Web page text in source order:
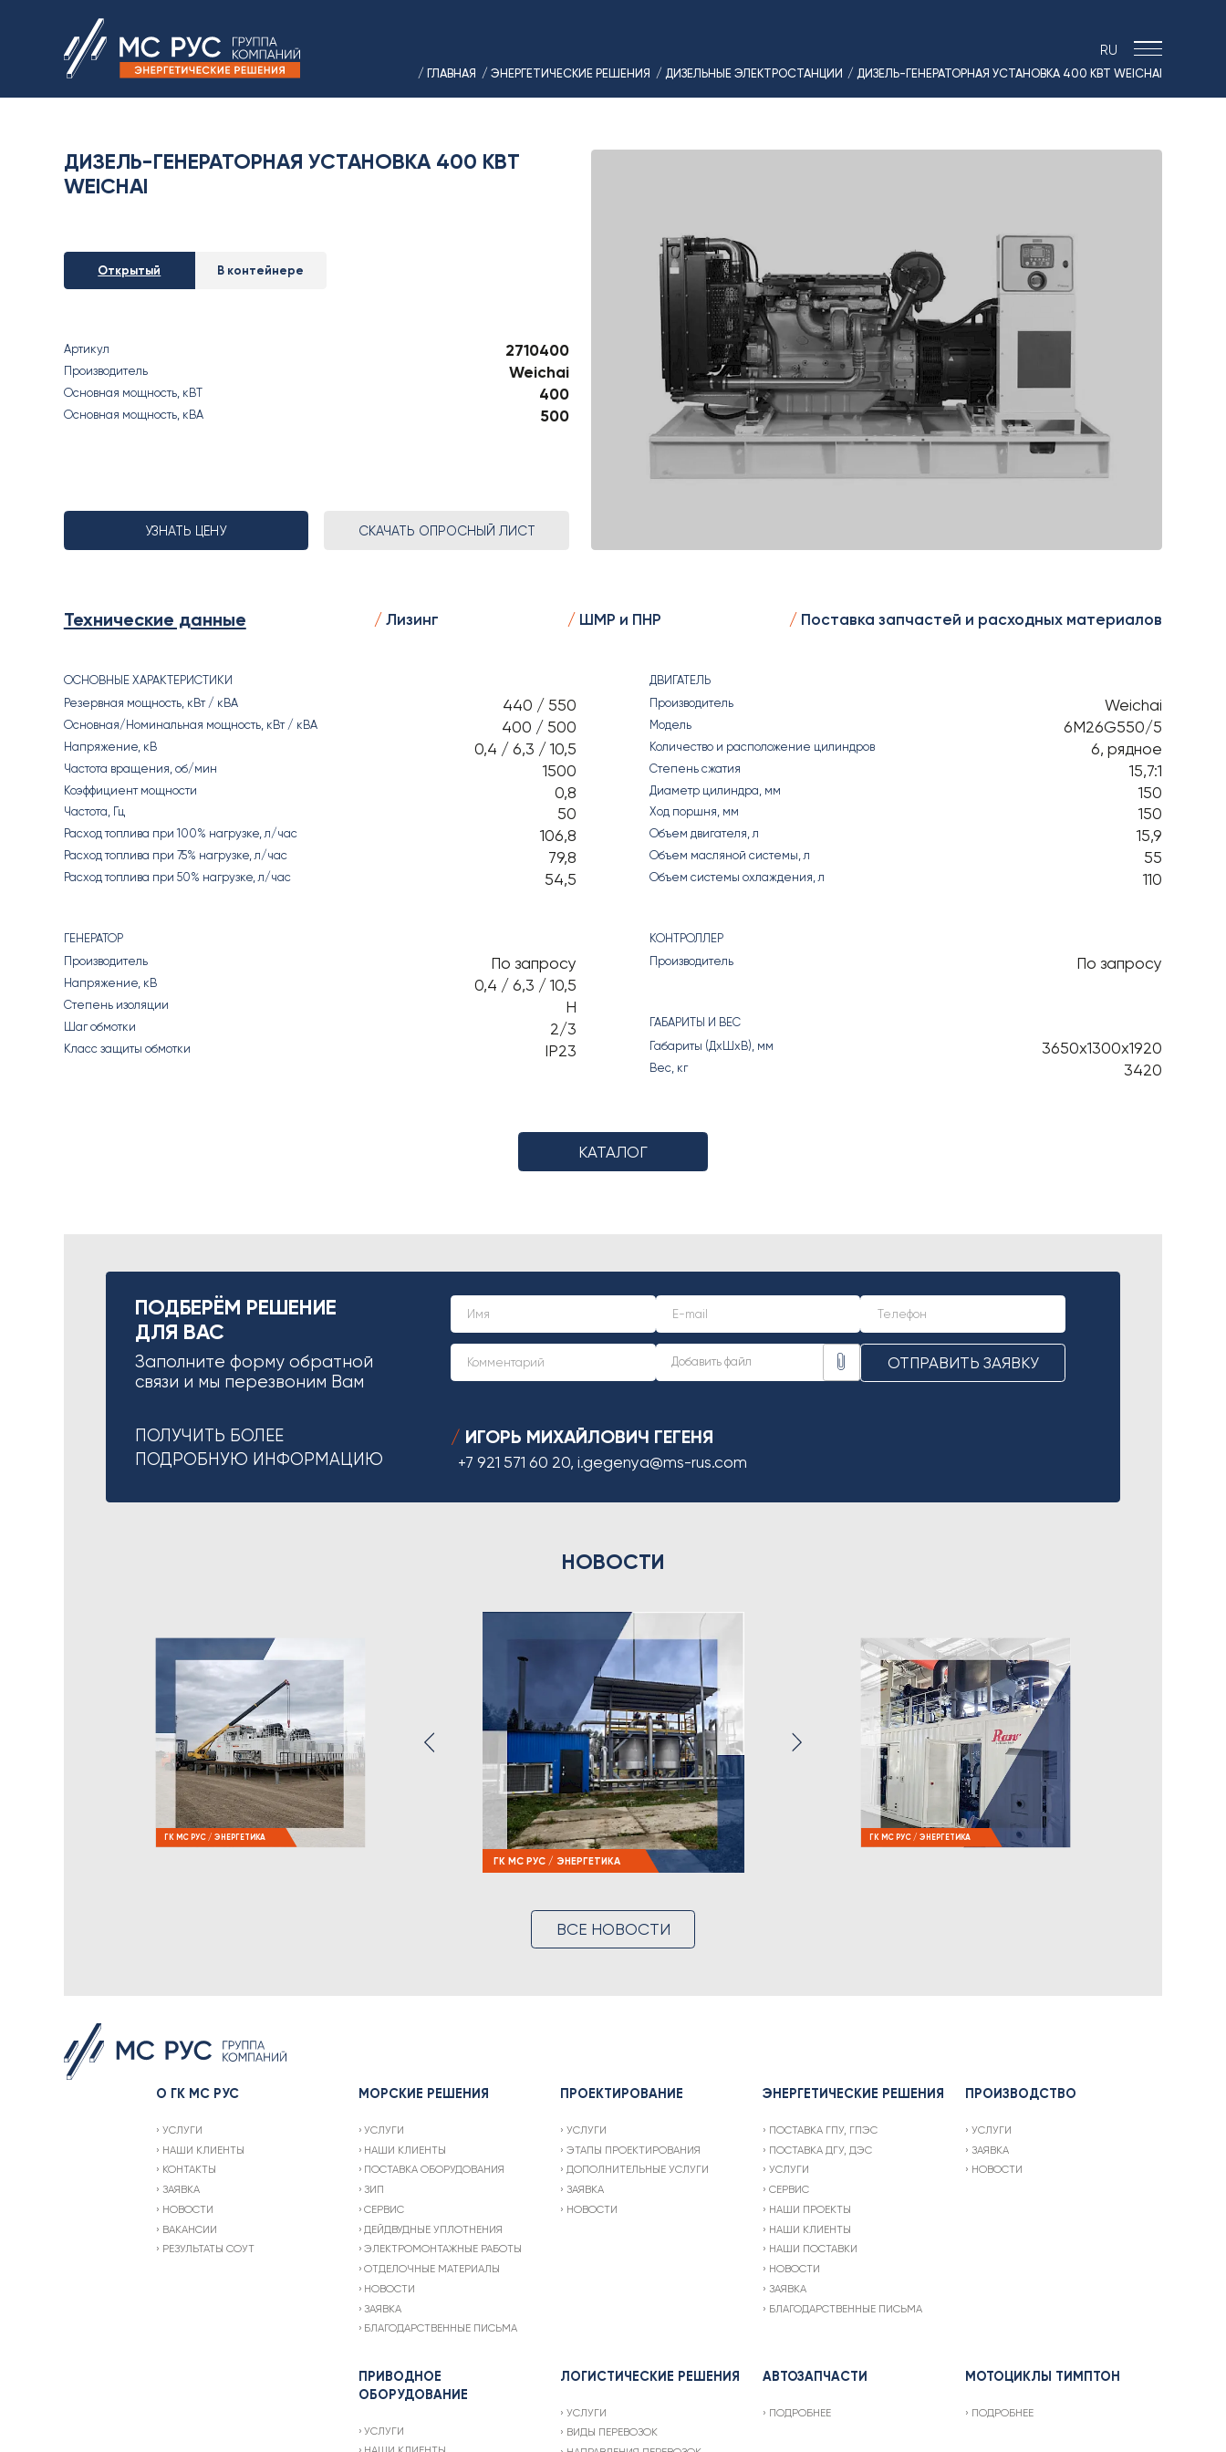
RU
/ ГЛАВНАЯ / ЭНЕРГЕТИЧЕСКИЕ РЕШЕНИЯ / ДИЗЕЛЬНЫЕ ЭЛЕКТРОСТАНЦИИ / ДИЗЕЛЬ-ГЕНЕРАТОРНАЯ УСТАНОВКА 400 КВТ WEICHAI
› ПРИВОДНОЕ ОБОРУДОВАНИЕ
› АВТО&МОТО
› МОТОЦИКЛЫ ТИМПТОН
› КОНТАКТЫ
› ЗАЯВКА
› НОВОСТИ
› ВАКАНСИИ
› РЕЗУЛЬТАТЫ СОУТ
ДИЗЕЛЬ-ГЕНЕРАТОРНАЯ УСТАНОВКА 400 КВТ
WEICHAI
Открытый В контейнере
Артикул 2710400
Производитель Weichai
Основная мощность, кВT 400
Основная мощность, кВА 500
УЗНАТЬ ЦЕНУ СКАЧАТЬ ОПРОСНЫЙ ЛИСТ
Технические данные Лизинг ШМР и ПНР Поставка запчастей и расходных материалов
ОСНОВНЫЕ ХАРАКТЕРИСТИКИ
Резервная мощность, кВт / кВА
440 / 550
Основная/Номинальная мощность, кВт / кВА 400 / 500
Напряжение, кВ 0,4 / 6,3 / 10,5
Частота вращения, об/мин 1500
Коэффициент мощности 0,8
Частота, Гц 50
Расход топлива при 100% нагрузке, л/час 106,8
Расход топлива при 75% нагрузке, л/час 79,8
Расход топлива при 50% нагрузке, л/час 54,5
ГЕНЕРАТОР
Производитель
По запросу
Напряжение, кВ 0,4 / 6,3 / 10,5
Степень изоляции H
Шаг обмотки 2/3
Класс защиты обмотки IP23
ДВИГАТЕЛЬ
Производитель
Weichai
Модель 6M26G550/5
Количество и расположение цилиндров 6, рядное
Степень сжатия 15,7:1
Диаметр цилиндра, мм 150
Ход поршня, мм 150
Объем двигателя, л 15,9
Объем масляной системы, л 55
Объем системы охлаждения, л 110
КОНТРОЛЛЕР
Производитель
По запросу
ГАБАРИТЫ И ВЕС
Габариты (ДхШхВ), мм
3650х1300х1920
Вес, кг 3420
КАТАЛОГ
ПОДБЕРЁМ РЕШЕНИЕ
ДЛЯ ВАС
Заполните форму обратной
связи и мы перезвоним Вам
ОТПРАВИТЬ ЗАЯВКУ
ПОЛУЧИТЬ БОЛЕЕ
ПОДРОБНУЮ ИНФОРМАЦИЮ
/ ИГОРЬ МИХАЙЛОВИЧ ГЕГЕНЯ
+7 921 571 60 20,i.gegenya@ms-rus.com
НОВОСТИ
ГК МС РУС / ЭНЕРГЕТИКА
ГК МС РУС / ЭНЕРГЕТИКА
ГК МС РУС / ЭНЕРГЕТИКА
ВСЕ НОВОСТИ
О ГК МС РУС
УСЛУГИ
НАШИ КЛИЕНТЫ
КОНТАКТЫ
ЗАЯВКА
НОВОСТИ
ВАКАНСИИ
РЕЗУЛЬТАТЫ СОУТ
МОРСКИЕ РЕШЕНИЯ
УСЛУГИ
НАШИ КЛИЕНТЫ
ПОСТАВКА ОБОРУДОВАНИЯ
ЗИП
СЕРВИС
ДЕЙДВУДНЫЕ УПЛОТНЕНИЯ
ЭЛЕКТРОМОНТАЖНЫЕ РАБОТЫ
ОТДЕЛОЧНЫЕ МАТЕРИАЛЫ
НОВОСТИ
ЗАЯВКА
БЛАГОДАРСТВЕННЫЕ ПИСЬМА
ПРОЕКТИРОВАНИЕ
УСЛУГИ
ЭТАПЫ ПРОЕКТИРОВАНИЯ
ДОПОЛНИТЕЛЬНЫЕ УСЛУГИ
ЗАЯВКА
НОВОСТИ
ЭНЕРГЕТИЧЕСКИЕ РЕШЕНИЯ
ПОСТАВКА ГПУ, ГПЭС
ПОСТАВКА ДГУ, ДЭС
УСЛУГИ
СЕРВИС
НАШИ ПРОЕКТЫ
НАШИ КЛИЕНТЫ
НАШИ ПОСТАВКИ
НОВОСТИ
ЗАЯВКА
БЛАГОДАРСТВЕННЫЕ ПИСЬМА
ПРОИЗВОДСТВО
УСЛУГИ
ЗАЯВКА
НОВОСТИ
ПРИВОДНОЕ
ОБОРУДОВАНИЕ
УСЛУГИ
ЛОГИСТИЧЕСКИЕ РЕШЕНИЯ
УСЛУГИ
ВИДЫ ПЕРЕВОЗОК
АВТОЗАПЧАСТИ
ПОДРОБНЕЕ
МОТОЦИКЛЫ ТИМПТОН
ПОДРОБНЕЕ